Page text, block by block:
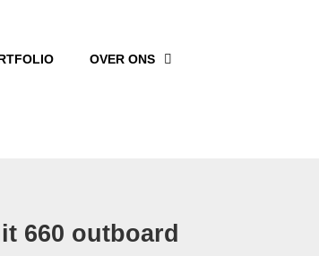
OVER ONS
660 outboard